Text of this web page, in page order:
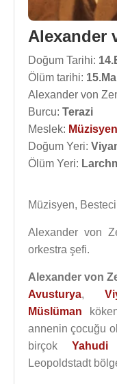
Alexander
Doğum Tarihi:
Ölüm tarihi:
Alexander von
Burcu: Terazi
Meslek: Müzisyen
Doğum Yeri:
Ölüm Yeri:
Müzisyen,
Alexander von
orkestra şefi.
Alexander von
Avusturya,
Müslüman
annenin çocuğu
birçokYahudi
Leopoldstadt